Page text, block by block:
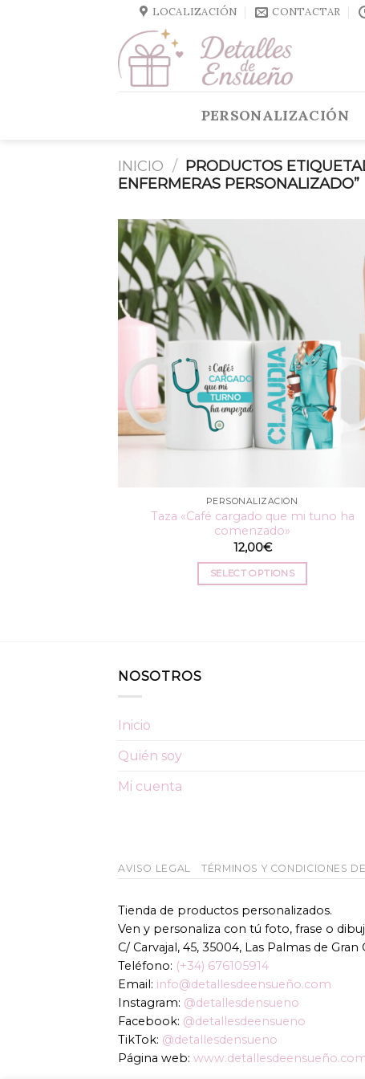
LOCALIZACIÓN CONTACTAR
PERSONALIZACIÓN
INICIO / PRODUCTOS
ENFERMERAS PERSONALIZADO”
PERSONALIZACIÓN
Taza «Café cargado que mi tuno ha
comenzado»
12,00€
SELECT OPTIONS
NOSOTROS
Inicio
Quién soy
Mi cuenta
AVISO LEGAL TÉRMINOS Y CONDICIONES
Tienda de productos personalizados.
Ven y personaliza con tú foto, frase o
C/ Carvajal, 45, 35004, Las Palmas de Gran
Teléfono: (+34) 676105914
Email: info@detallesdeensueño.com
Instagram: @detallesdensueno
Facebook: @detallesdeensueno
TikTok: @detallesdensueno
Página web: